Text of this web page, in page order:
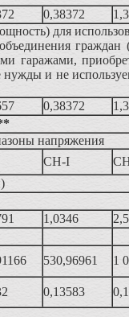
0,38372
для
граждан
гаражами,
и не
0,38372
напряжения
СН-I
1,0346
530,96961 1
0,13583